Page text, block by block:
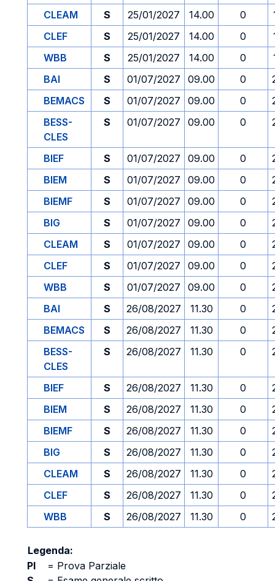
CLEAM
S 25/01/2027 14.00 0
CLEF
S 25/01/2027 14.00 0
WBB
S 25/01/2027 14.00 0
BAI
S 01/07/2027 09.00 0
BEMACS
S 01/07/2027 09.00 0
BESS-
CLES
S 01/07/2027 09.00 0
BIEF S 01/07/2027 09.00 0
BIEM
S 01/07/2027 09.00 0
BIEMF
S 01/07/2027 09.00 0
BIG
S 01/07/2027 09.00 0
CLEAM
S 01/07/2027 09.00 0
CLEF
S 01/07/2027 09.00 0
WBB
S 01/07/2027 09.00 0
BAI
S 26/08/2027 11.30 0
BEMACS
S 26/08/2027 11.30 0
BESS-
CLES
S 26/08/2027 11.30 0
BIEF S 26/08/2027 11.30 0
BIEM
S 26/08/2027 11.30 0
BIEMF
S 26/08/2027 11.30 0
BIG
S 26/08/2027 11.30 0
CLEAM
S 26/08/2027 11.30 0
CLEF
S 26/08/2027 11.30 0
WBB
S 26/08/2027 11.30 0
Legenda:
PI
= Prova Parziale